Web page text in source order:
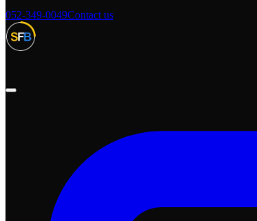
052-349-0049Contact us